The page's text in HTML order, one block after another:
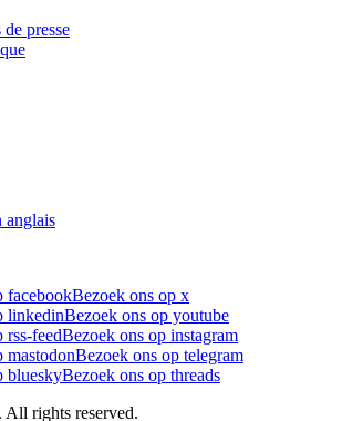
presse
anglais
facebookBezoek ons op x
linkedinBezoek ons op youtube
rss-feedBezoek ons op instagram
mastodonBezoek ons op telegram
blueskyBezoek ons op threads
rights reserved.